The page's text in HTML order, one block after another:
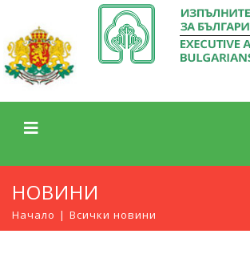
НОВИНИ
Начало Всички новини